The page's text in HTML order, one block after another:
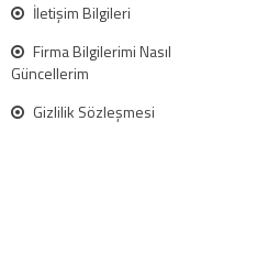
İletişim Bilgileri
Firma Bilgilerimi Nasıl
Güncellerim
Gizlilik Sözleşmesi